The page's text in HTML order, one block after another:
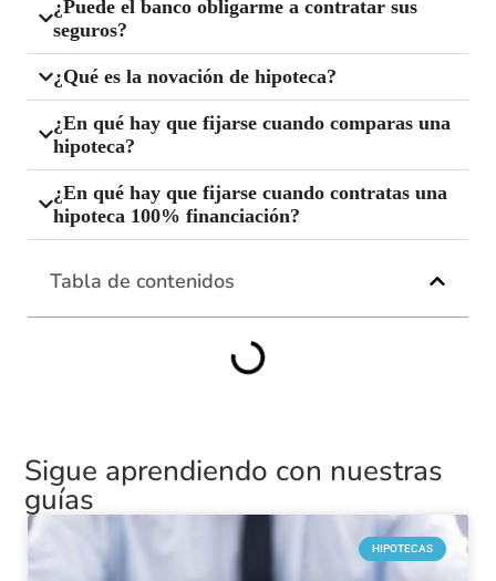
¿Puede el banco obligarme a contratar sus
seguros?
¿Qué es la novación de hipoteca?
¿En qué hay que fijarse cuando comparas una
hipoteca?
¿En qué hay que fijarse cuando contratas una
hipoteca 100% financiación?
Tabla de contenidos
Sigue aprendiendo con nuestras
guías
HIPOTECAS